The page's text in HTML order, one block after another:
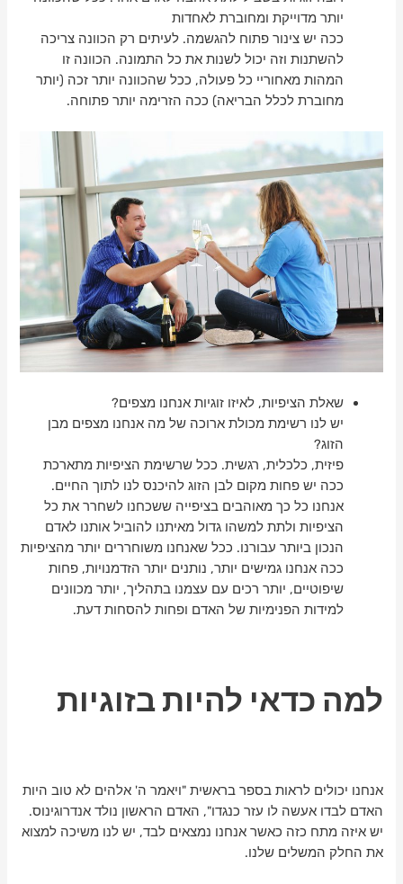
יותר מדוייקת ומחוברת לאחדות
ככה יש צינור פתוח להגשמה. לעיתים רק הכוונה צריכה
להשתנות וזה יכול לשנות את כל התמונה. הכוונה זו
המהות מאחוריי כל פעולה, ככל שהכוונה יותר זכה (יותר
מחוברת לכלל הבריאה) ככה הזרימה יותר פתוחה.
שאלת הציפיות, לאיזו זוגיות אנחנו מצפים?
יש לנו רשימת מכולת ארוכה של מה אנחנו מצפים מבן
הזוג?
פיזית, כלכלית, רגשית. ככל שרשימת הציפיות מתארכת
ככה יש פחות מקום לבן הזוג להיכנס לנו לתוך החיים.
אנחנו כל כך מאוהבים בציפייה ששכחנו לשחרר את כל
הציפיות ולתת למשהו גדול מאיתנו להוביל אותנו לאדם
הנכון ביותר עבורנו. ככל שאנחנו משוחררים יותר מהציפיות
ככה אנחנו גמישים יותר, נותנים יותר הזדמנויות, פחות
שיפוטיים, יותר רכים עם עצמנו בתהליך, יותר מכוונים
למידות הפנימיות של האדם ופחות להסחות דעת.
למה כדאי להיות בזוגיות
אנחנו יכולים לראות בספר בראשית "ויאמר ה' אלהים לא טוב היות
האדם לבדו אעשה לו עזר כנגדו", האדם הראשון נולד אנדרוגינוס.
יש איזה מתח כזה כאשר אנחנו נמצאים לבד, יש לנו משיכה למצוא
את החלק המשלים שלנו.